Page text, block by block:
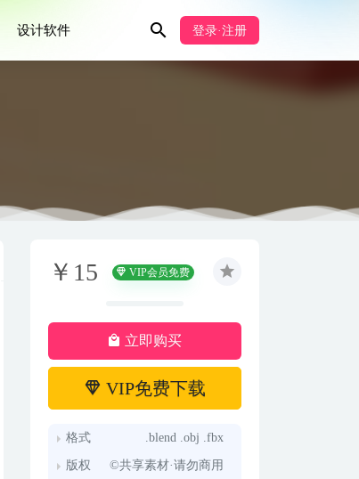
设计软件 登录·注册
￥15 VIP会员免费
立即购买
VIP免费下载
格式 .blend .obj .fbx
版权 ©共享素材·请勿商用